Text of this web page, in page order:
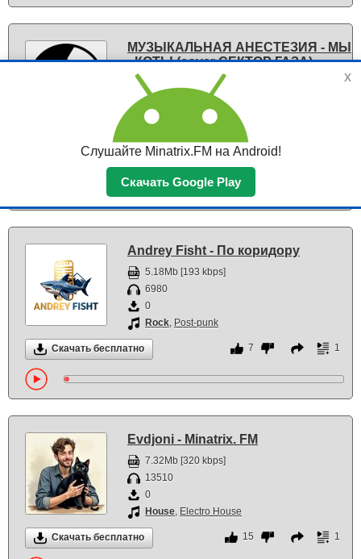
МУЗЫКАЛЬНАЯ АНЕСТЕЗИЯ - МЫ
- КОТЫ (cover СЕКТОР ГАЗА)
6.02Mb [188 kbps]
4967
0
Dance Pop
Скачать бесплатно 8
Andrey Fisht - По коридору
5.18Mb [193 kbps]
6980
0
Rock, Post-punk
Скачать бесплатно 7 1
Evdjoni - Minatrix. FM
7.32Mb [320 kbps]
13510
0
House, Electro House
Скачать бесплатно 15 1
Слушайте Minatrix.FM на Android!
Скачать Google Play
x